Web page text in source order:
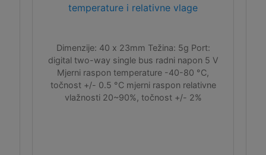
temperature i relativne vlage
Dimenzije: 40 x 23mm Težina: 5g Port:
digital two-way single bus radni napon 5 V
Mjerni raspon temperature -40-80 °C,
točnost +/- 0.5 °C mjerni raspon relativne
vlažnosti 20~90%, točnost +/- 2%